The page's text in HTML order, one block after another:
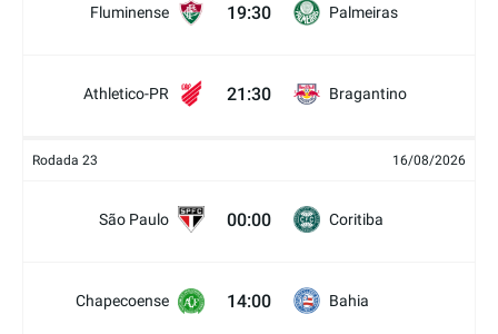
Fluminense 19:30 Palmeiras
Athletico-PR 21:30 Bragantino
Rodada 23 16/08/2026
São Paulo 00:00 Coritiba
Chapecoense 14:00 Bahia